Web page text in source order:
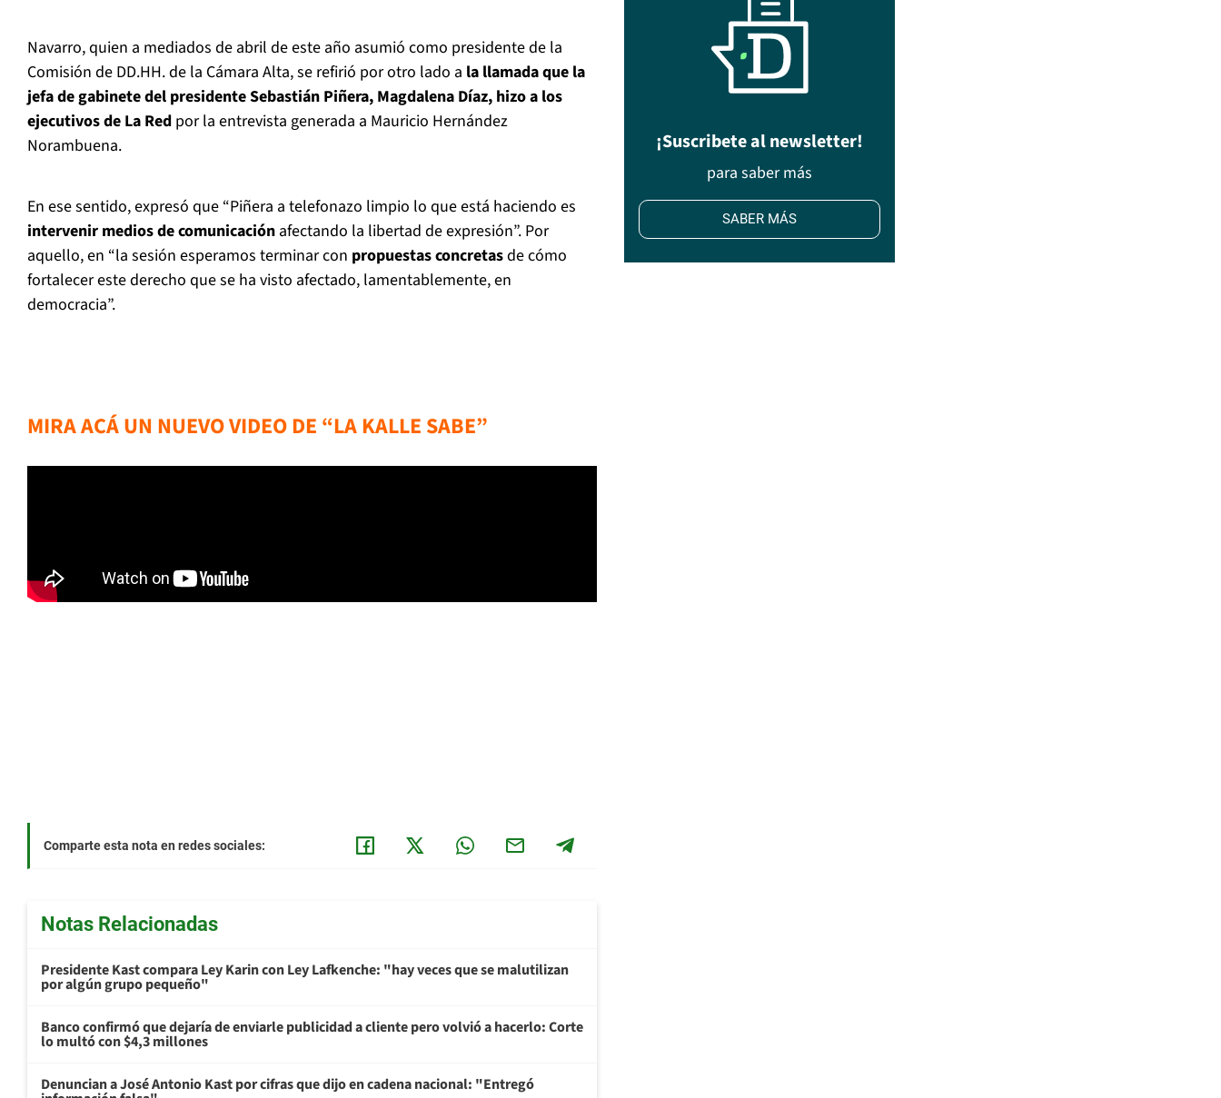
Navarro, quien a mediados de abril de este año asumió como presidente de la
Comisión de DD.HH. de la Cámara Alta, se refirió por otro lado a la llamada que la
jefa de gabinete del presidente Sebastián Piñera, Magdalena Díaz, hizo a los
ejecutivos de La Red por la entrevista generada a Mauricio Hernández
Norambuena.
En ese sentido, expresó que “Piñera a telefonazo limpio lo que está haciendo es
intervenir medios de comunicación afectando la libertad de expresión”. Por
aquello, en “la sesión esperamos terminar con propuestas concretasde cómo
fortalecer este derecho que se ha visto afectado, lamentablemente, en
democracia”.
MIRA ACÁ UN NUEVO VIDEO DE “LA KALLE SABE”
Comparte esta nota en redes sociales:
Notas Relacionadas
Presidente Kast compara Ley Karin con Ley Lafkenche: "hay veces que se malutilizan
por algún grupo pequeño"
Banco confirmó que dejaría de enviarle publicidad a cliente pero volvió a hacerlo: Corte
lo multó con $4,3 millones
Denuncian a José Antonio Kast por cifras que dijo en cadena nacional: "Entregó
¡Suscribete al newsletter!
para saber más
SABER MÁS